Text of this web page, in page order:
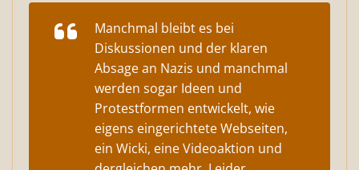
Manchmal bleibt es bei
Diskussionen und der klaren
Absage an Nazis und manchmal
werden sogar Ideen und
Protestformen entwickelt, wie
eigens eingerichtete Webseiten,
ein Wicki, eine Videoaktion und